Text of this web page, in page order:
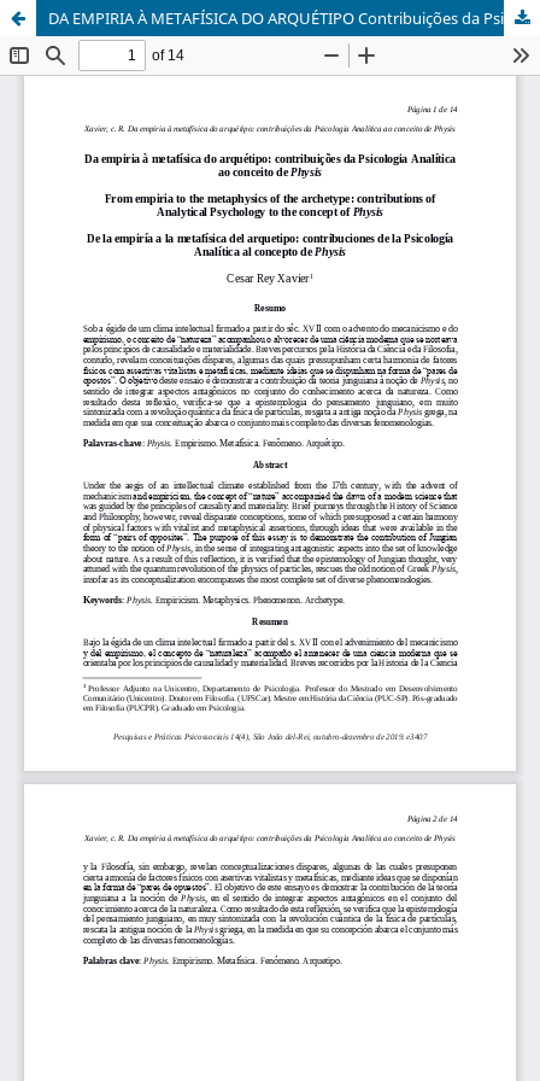
DA EMPIRIA À METAFÍSICA DO ARQUÉTIPO Contribuições da Psicologia Analítica ao conceito de Physis